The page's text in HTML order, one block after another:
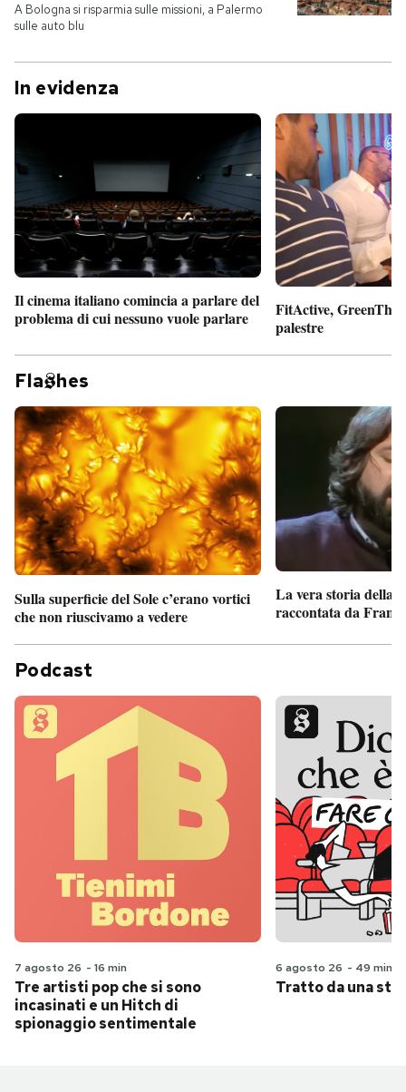
A Bologna si risparmia sulle missioni, a Palermo
sulle auto blu
In evidenza
Il cinema italiano comincia a parlare del
problema di cui nessuno vuole parlare
FitActive,
palestre
Fla hes
Sulla superficie del Sole c’erano vortici
che non riuscivamo a vedere
La vera storia della
raccontata da
Podcast
7 agosto 26 - 16 min
Tre artisti pop che si sono
incasinati e un Hitch di
spionaggio sentimentale
6 agosto 26 - 49 min
Tratto da una